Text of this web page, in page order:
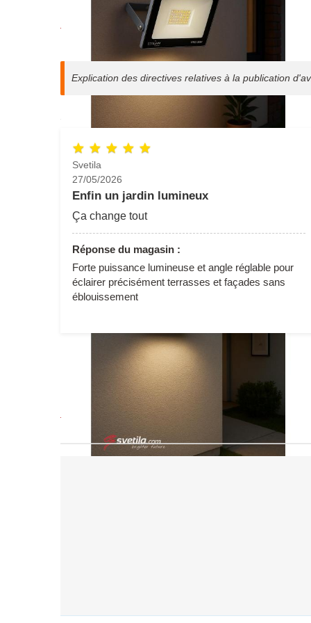
Agrandir l'image
Commentaires
Explication des directives relatives à la publication
Svetila
27/05/2026
Enfin un jardin lumineux
Ça change tout
Réponse du magasin :
Forte puissance lumineuse et angle réglable pour
éclairer précisément terrasses et façades sans
éblouissement
Les clients qui ont acheté ce